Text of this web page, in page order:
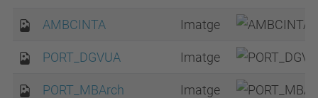
AMBCINTA Imatge
PORT_DGVUA Imatge
PORT_MBArch Imatge